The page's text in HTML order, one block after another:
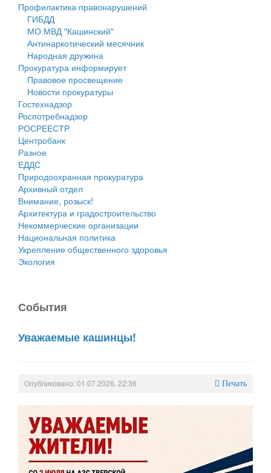
Нормативы градостроительного проектирования
Правила землепользования и застройки
Генеральные планы
Проекты планировки территории
Собрание депутатов
Городское поселение
Сельские поселения
Профилактика правонарушений
ГИБДД
МО МВД "Кашинский"
Антинаркотический месячник
Народная дружина
Прокуратура информирует
Правовое просвещение
Новости прокуратуры
Гостехнадзор
Роспотребнадзор
РОСРЕЕСТР
Центробанк
Разное
ЕДДС
Природоохранная прокуратура
Архивный отдел
Внимание, розыск!
Архитектура и градостроительство
Некоммерческие организации
Национальная политика
Укрепление общественного здоровья
Экология
События
Уважаемые кашинцы!
Опубликовано: 01.07.2026, 22:36 Печать